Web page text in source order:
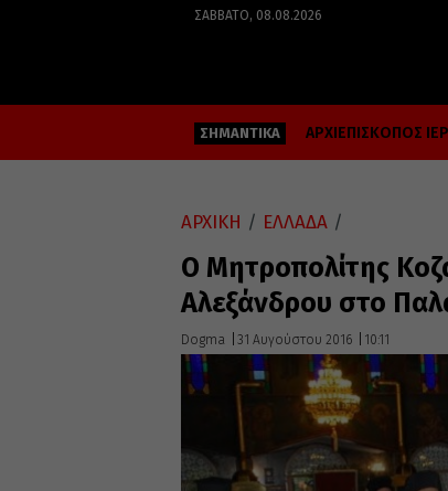
ΣΆΒΒΑΤΟ, 08.08.2026
ΣΗΜΑΝΤΙΚΑ ΑΡΧΙΕΠΙΣΚΟΠΟΣ
ΑΡΧΙΚΗ / ΕΛΛΑΔΑ /
Ο Μητροπολίτης
Αλεξάνδρου στο
Dogma 31 Αυγούστου 2016 10:11